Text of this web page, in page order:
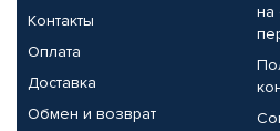
Контакты
Оплата
Доставка
Обмен и возврат
на